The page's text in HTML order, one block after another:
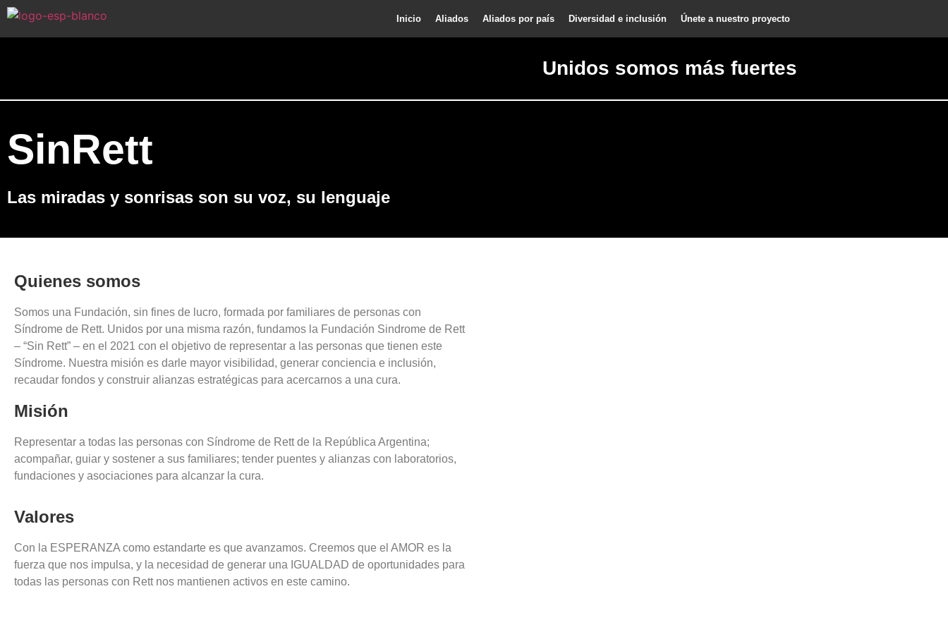
Inicio Aliados Aliados por país Diversidad e inclusión Únete a nuestro proyecto
Unidos somos más fuertes
SinRett
Las miradas y sonrisas son su voz, su lenguaje
Quienes somos
Somos una Fundación, sin fines de lucro, formada por familiares de personas con
Síndrome de Rett. Unidos por una misma razón, fundamos la Fundación Sindrome de Rett
– “Sin Rett” – en el 2021 con el objetivo de representar a las personas que tienen este
Síndrome. Nuestra misión es darle mayor visibilidad, generar conciencia e inclusión,
recaudar fondos y construir alianzas estratégicas para acercarnos a una cura.
Misión
Representar a todas las personas con Síndrome de Rett de la República Argentina;
acompañar, guiar y sostener a sus familiares; tender puentes y alianzas con laboratorios,
fundaciones y asociaciones para alcanzar la cura.
Valores
Con la ESPERANZA como estandarte es que avanzamos. Creemos que el AMOR es la
fuerza que nos impulsa, y la necesidad de generar una IGUALDAD de oportunidades para
todas las personas con Rett nos mantienen activos en este camino.